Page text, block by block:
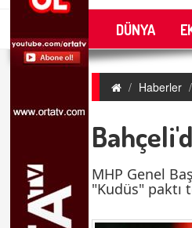
DÜNYA
Haberler
MHP Genel
"Kudüs" paktı